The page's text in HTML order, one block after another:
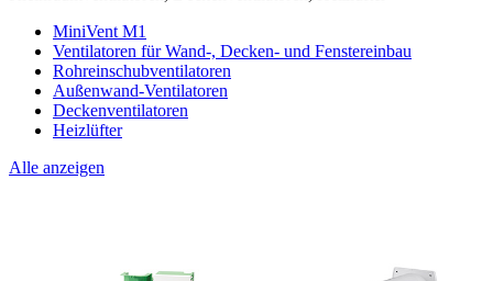
MiniVent M1
Ventilatoren für Wand-, Decken- und Fenstereinbau
Rohreinschubventilatoren
Außenwand-Ventilatoren
Deckenventilatoren
Heizlüfter
Alle anzeigen